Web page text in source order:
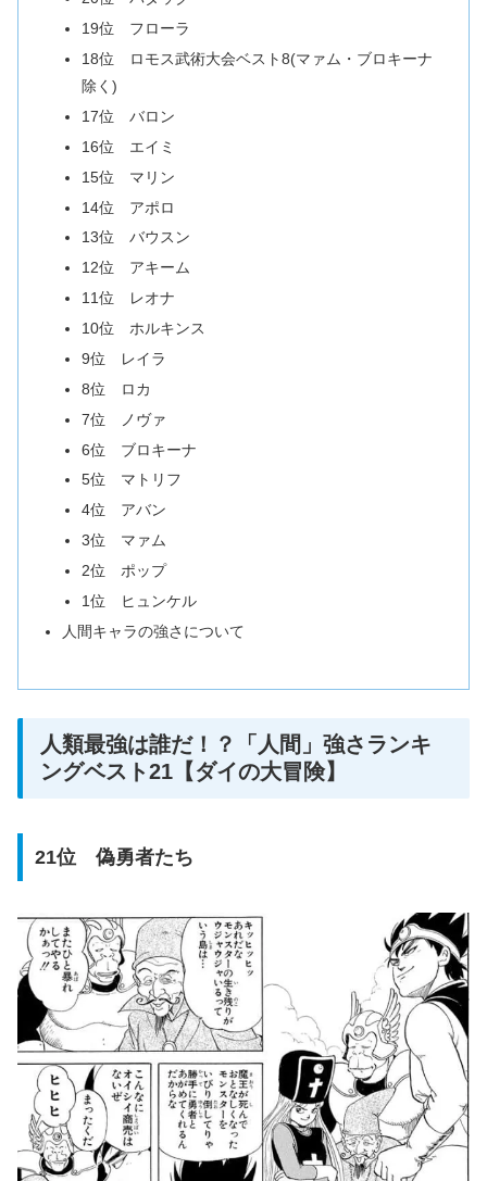
19位 フローラ
18位 ロモス武術大会ベスト8(マァム・ブロキーナ
除く)
17位 バロン
16位 エイミ
15位 マリン
14位 アポロ
13位 バウスン
12位 アキーム
11位 レオナ
10位 ホルキンス
9位 レイラ
8位 ロカ
7位 ノヴァ
6位 ブロキーナ
5位 マトリフ
4位 アバン
3位 マァム
2位 ポップ
1位 ヒュンケル
人間キャラの強さについて
人類最強は誰だ！？「人間」強さランキ
ングベスト21【ダイの大冒険】
21位 偽勇者たち